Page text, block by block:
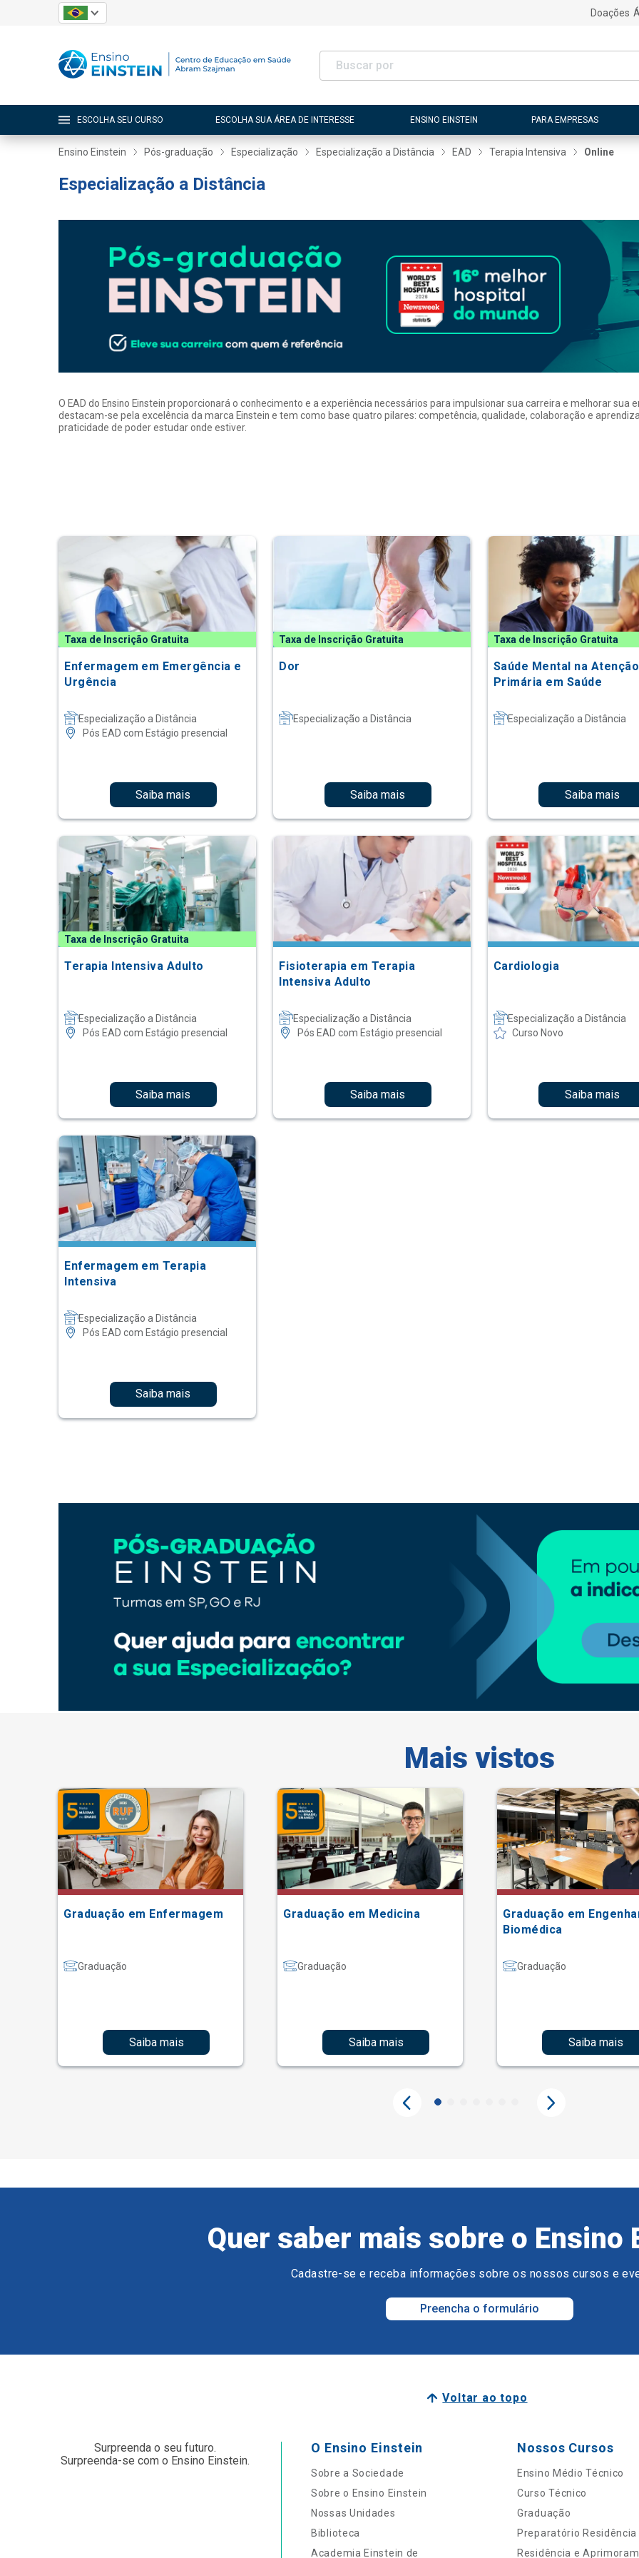
Doações
ESCOLHA SEU CURSO ESCOLHA SUA ÁREA DE INTERESSE ENSINO EINSTEIN PARA EMPRESAS
Ensino Einstein Pós-graduação Especialização Especialização a Distância EAD Terapia Intensiva Online
Especialização a Distância
O EAD do Ensino Einstein proporcionará o conhecimento e a experiência necessários para impulsionar sua carreira e melhorar
destacam-se pela excelência da marca Einstein e tem como base quatro pilares: competência, qualidade, colaboração e
praticidade de poder estudar onde estiver.
Taxa de Inscrição Gratuita
Enfermagem em Emergência e
Urgência
Especialização a Distância
Pós EAD com Estágio presencial
Saiba mais
Taxa de Inscrição Gratuita
Dor
Especialização a Distância
Saiba mais
Taxa de Inscrição Gratuita
Saúde Mental na Atenção
Primária em Saúde
Especialização a Distância
Saiba mais
Taxa de Inscrição Gratuita
Terapia Intensiva Adulto
Especialização a Distância
Pós EAD com Estágio presencial
Saiba mais
Fisioterapia em Terapia
Intensiva Adulto
Especialização a Distância
Pós EAD com Estágio presencial
Saiba mais
Cardiologia
Especialização a Distância
Curso Novo
Saiba mais
Enfermagem em Terapia
Intensiva
Especialização a Distância
Pós EAD com Estágio presencial
Saiba mais
Mais vistos
Graduação em Enfermagem
Graduação
Saiba mais
Graduação em Medicina
Graduação
Saiba mais
Graduação em
Biomédica
Graduação
Saiba mais
Quer saber mais sobre o Ensino
Cadastre-se e receba informações sobre os nossos cursos e
Preencha o formulário
Voltar ao topo
Surpreenda o seu futuro.
Surpreenda-se com o Ensino Einstein.
O Ensino Einstein
Sobre a Sociedade
Sobre o Ensino Einstein
Nossas Unidades
Biblioteca
Academia Einstein de
Nossos Cursos
Ensino Médio Técnico
Curso Técnico
Graduação
Preparatório Residência
Residência e